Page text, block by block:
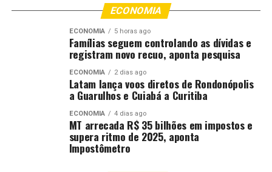
de saúde se sustenta sem cooperação federativa e
planejamento regional. Que seja um espaço de escuta,
pactuação e construção coletiva”, afirmou.
Aos dirigentes locais, a secretária ressaltou ainda as
especificidades das regiões e reforçou que políticas
públicas federais contribuem tanto para o
ampliação da saúde especializada: “Falar de gestão
municipal nessas regiões é falar de distâncias
geográficas, desigualdades históricas, mudanças
ECONOMIA
ECONOMIA 5 horas ago
Famílias seguem controlando as dívidas e
registram novo recuo, aponta pesquisa
ECONOMIA 2 dias ago
Latam lança voos diretos de Rondonópolis
a Guarulhos e Cuiabá a Curitiba
ECONOMIA 4 dias ago
MT arrecada R$ 35 bilhões em impostos e
supera ritmo de 2025, aponta
Impostômetro